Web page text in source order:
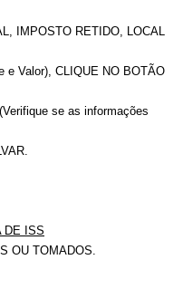
IMPOSTO RETIDO, LOCAL
e Valor), CLIQUE NO BOTÃO
se as informações
DE ISS
OU TOMADOS.